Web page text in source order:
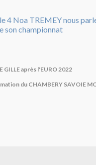
GILLE après l'EURO 2022
du CHAMBERY SAVOIE